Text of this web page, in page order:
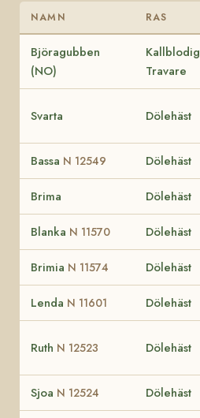
NAMN RAS
Björagubben
(NO)
Kallblodig
Travare
Svarta Dölehäst
Bassa N 12549 Dölehäst
Brima Dölehäst
Blanka N 11570 Dölehäst
Brimia N 11574 Dölehäst
Lenda N 11601 Dölehäst
Ruth N 12523 Dölehäst
Sjoa N 12524 Dölehäst